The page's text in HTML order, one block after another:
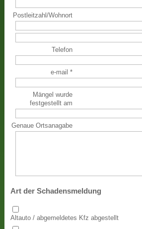
Postleitzahl/Wohnort
Telefon
e-mail*
Mängel wurde
festgestellt am
Genaue Ortsanagabe
Art der Schadensmeldung
Altauto / abgemeldetes Kfz abgestellt